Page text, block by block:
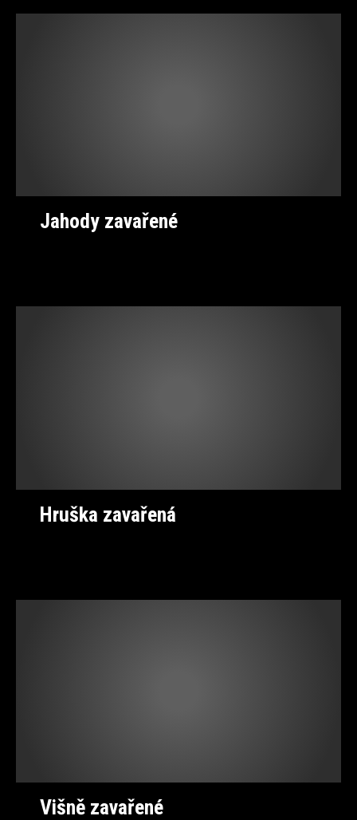
Jahody zavařené
Hruška zavařená
Višně zavařené